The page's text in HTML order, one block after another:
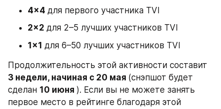
4x4 для первого участника TVI
2x2 для 2–5 лучших участников TVI
1x1 для 6–50 лучших участников TVI
3 недели, начиная с 20 мая (снэпшот будет
сделан 10 июня ). Если вы не можете занять
первое место в рейтинге благодаря этой